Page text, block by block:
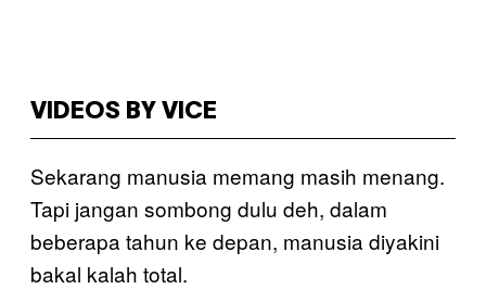
VIDEOS BY VICE
Sekarang manusia memang masih menang.
Tapi jangan sombong dulu deh, dalam
beberapa tahun ke depan, manusia diyakini
bakal kalah total.